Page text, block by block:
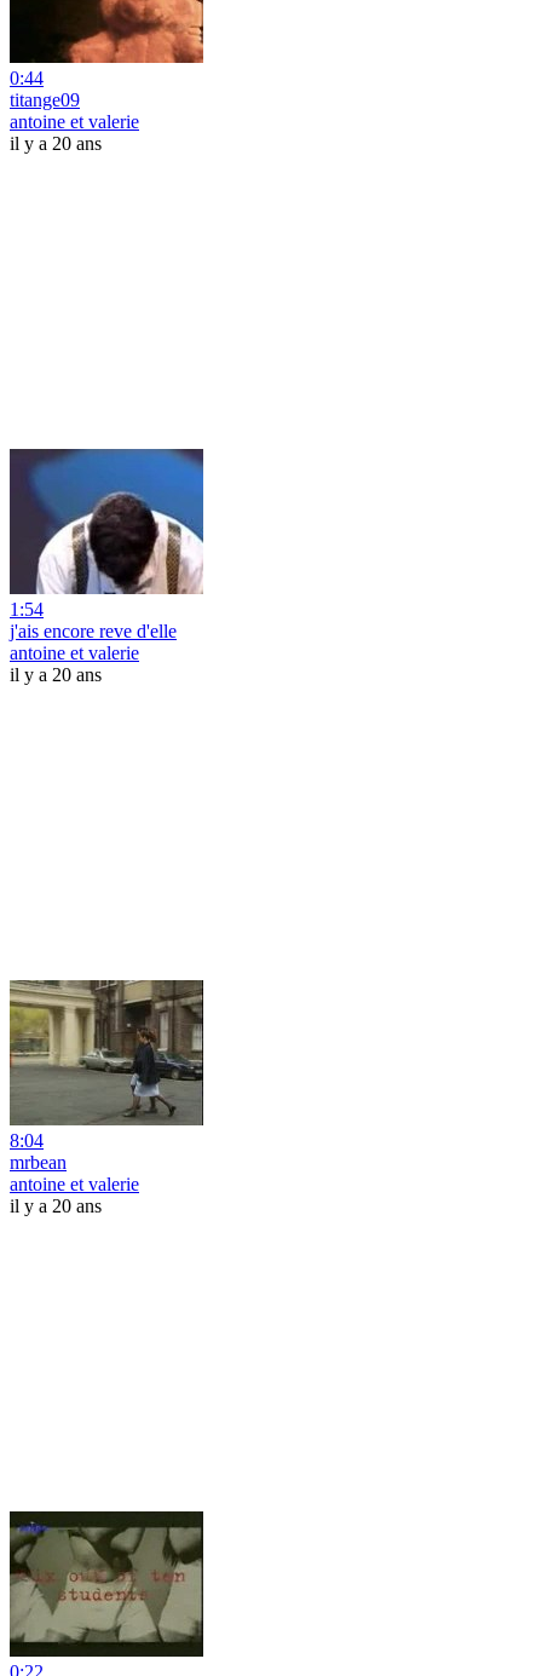
0:44
titange09
antoine et valerie
il y a 20 ans
1:54
j'ais encore reve d'elle
antoine et valerie
il y a 20 ans
8:04
mrbean
antoine et valerie
il y a 20 ans